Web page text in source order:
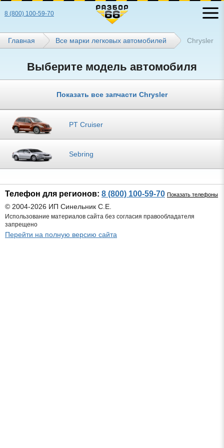
8 (800) 100-59-70
Главная Все марки легковых автомобилей Chrysler
Выберите модель автомобиля
Показать все запчасти Chrysler
PT Cruiser
Sebring
Телефон для регионов: 8 (800) 100-59-70 Показать телефоны
© 2004-2026 ИП Синельник С.Е.
Использование материалов сайта без согласия правообладателя
запрещено
Перейти на полную версию сайта